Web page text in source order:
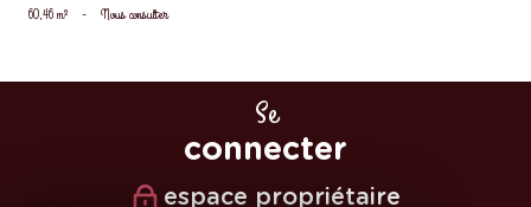
60,46 m²
- Nous consulter
Se
connecter
espace propriétaire